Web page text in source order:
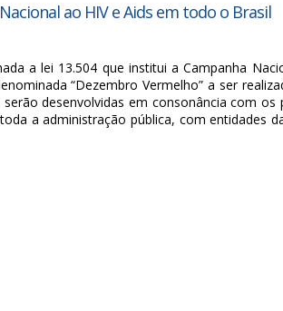
ao HIV e Aids em todo o Brasil
a lei 13.504 que institui a Campanha
“Dezembro Vermelho” a ser
desenvolvidas em consonância com os
a administração pública, com entidades